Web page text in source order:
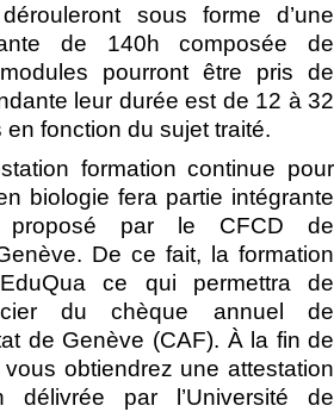
sous forme d’une
de 140h composée de
pourront être pris de
leur durée est de 12 à 32
fonction du sujet traité.
formation continue pour
biologie fera partie intégrante
proposé par le CFCD de
De ce fait, la formation
ce qui permettra de
du chèque annuel de
de Genève (CAF). À la fin de
obtiendrez une attestation
délivrée par l’Université de